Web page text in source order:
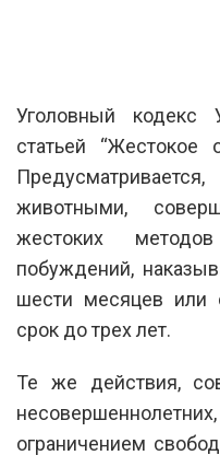
Уголовный кодекс
статьей “Жестокое
животными,
жестоких
побуждений,
шести месяцев или
срок до трех лет.
Те же действия,
ограничением